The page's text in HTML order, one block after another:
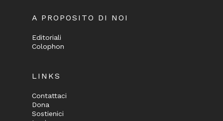
A PROPOSITO DI NOI
Editoriali
Colophon
LINKS
Contattaci
Dona
Sostienici